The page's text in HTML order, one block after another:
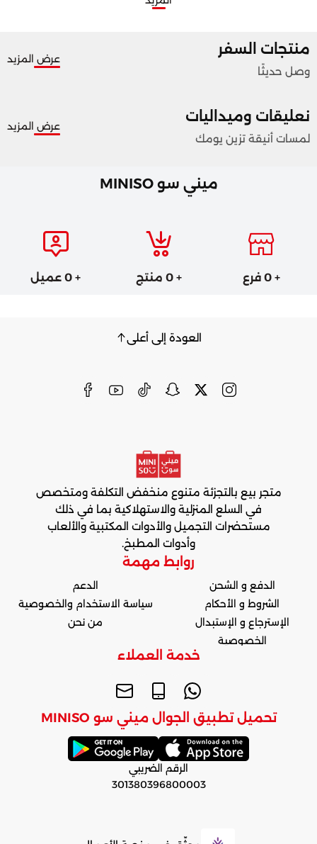
منتجات السفر
وصل حديثًا
عرض المزيد
نعليقات وميداليات
لمسات أنيقة تزين يومك
عرض المزيد
ميني سو MINISO
+ 0 فرع + 0 منتج + 0 عميل
العودة إلى أعلى
متجر بيع بالتجزئة متنوع منخفض التكلفة ومتخصص
في السلع المنزلية والاستهلاكية بما في ذلك
مستحضرات التجميل والأدوات المكتبية والألعاب
وأدوات المطبخ.
روابط مهمة
الدفع و الشحن
الشروط و الأحكام
الإسترجاع و الإستبدال
الخصوصية
الدعم
سياسة الاستخدام والخصوصية
من نحن
خدمة العملاء
تحميل تطبيق الجوال ميني سو MINISO
الرقم الضريبي
301380396800003